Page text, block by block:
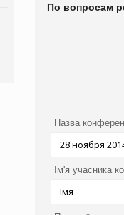
По вопросам
Назва
Ім'я учасника